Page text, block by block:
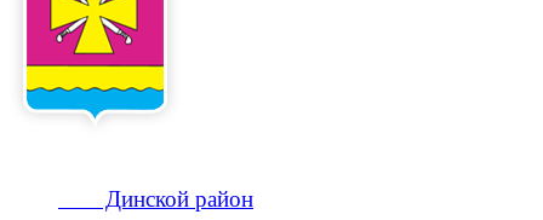
Динской район